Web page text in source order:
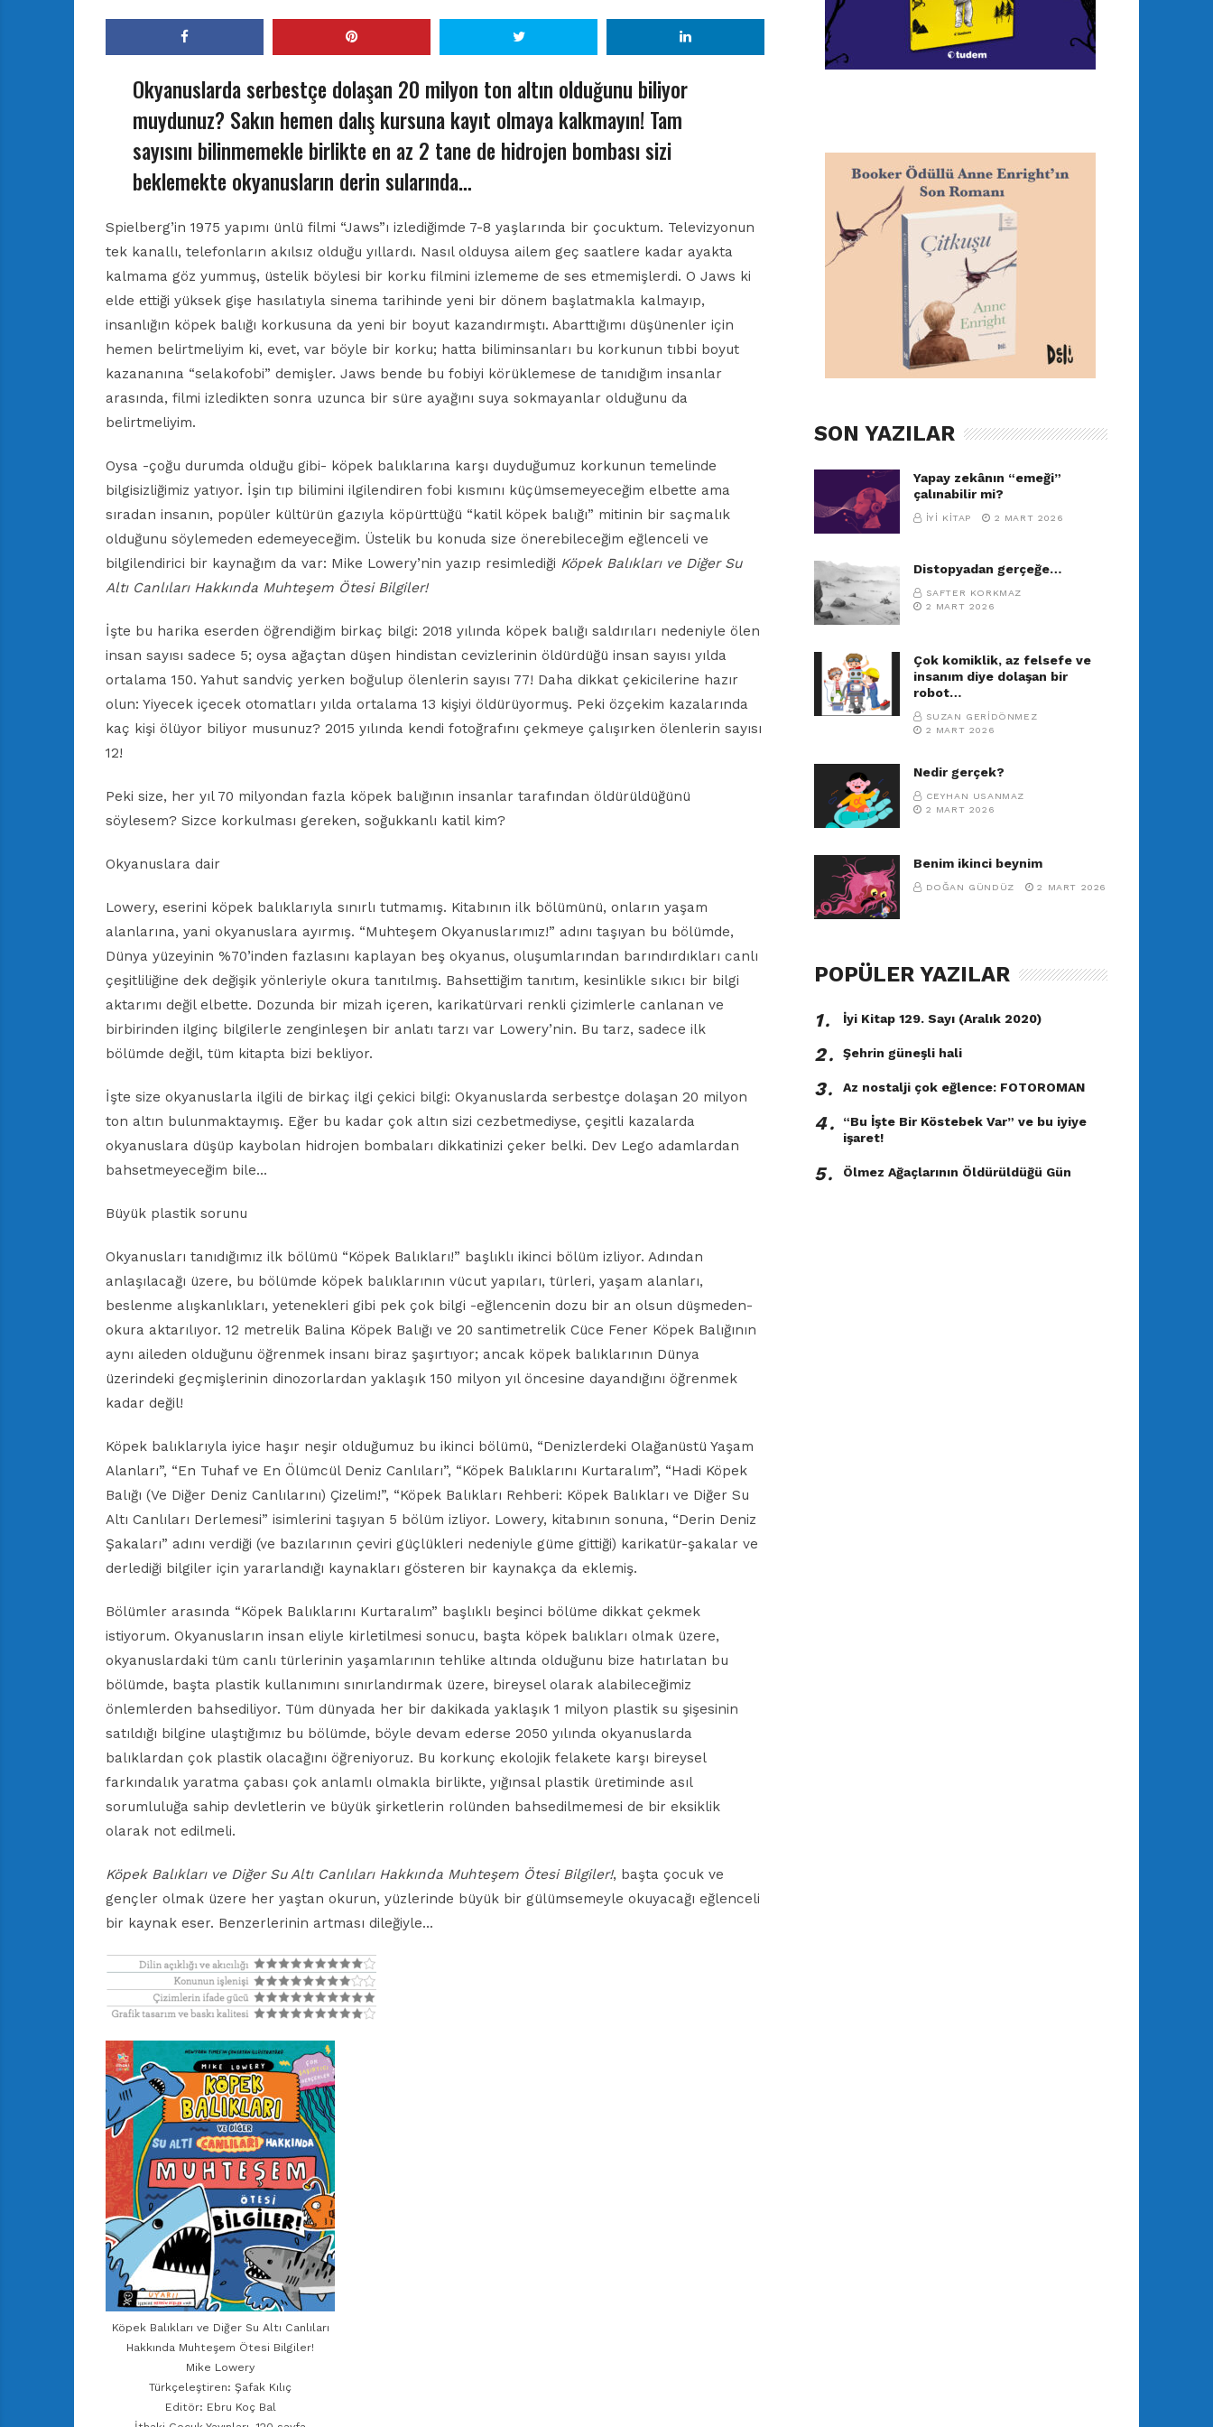
Okyanuslarda serbestçe dolaşan 20 milyon ton altın olduğunu biliyor
muydunuz? Sakın hemen dalış kursuna kayıt olmaya kalkmayın! Tam
sayısını bilinmemekle birlikte en az 2 tane de hidrojen bombası sizi
beklemekte okyanusların derin sularında…
Spielberg’in 1975 yapımı ünlü filmi “Jaws”ı izlediğimde 7-8 yaşlarında bir çocuktum. Televizyonun
tek kanallı, telefonların akılsız olduğu yıllardı. Nasıl olduysa ailem geç saatlere kadar ayakta
kalmama göz yummuş, üstelik böylesi bir korku filmini izlememe de ses etmemişlerdi. O Jaws ki
elde ettiği yüksek gişe hasılatıyla sinema tarihinde yeni bir dönem başlatmakla kalmayıp,
insanlığın köpek balığı korkusuna da yeni bir boyut kazandırmıştı. Abarttığımı düşünenler için
hemen belirtmeliyim ki, evet, var böyle bir korku; hatta biliminsanları bu korkunun tıbbi boyut
kazananına “selakofobi” demişler. Jaws bende bu fobiyi körüklemese de tanıdığım insanlar
arasında, filmi izledikten sonra uzunca bir süre ayağını suya sokmayanlar olduğunu da
belirtmeliyim.
Oysa -çoğu durumda olduğu gibi- köpek balıklarına karşı duyduğumuz korkunun temelinde
bilgisizliğimiz yatıyor. İşin tıp bilimini ilgilendiren fobi kısmını küçümsemeyeceğim elbette ama
sıradan insanın, popüler kültürün gazıyla köpürttüğü “katil köpek balığı” mitinin bir saçmalık
olduğunu söylemeden edemeyeceğim. Üstelik bu konuda size önerebileceğim eğlenceli ve
bilgilendirici bir kaynağım da var: Mike Lowery’nin yazıp resimlediği Köpek Balıkları ve Diğer Su
Altı Canlıları Hakkında Muhteşem Ötesi Bilgiler!
İşte bu harika eserden öğrendiğim birkaç bilgi: 2018 yılında köpek balığı saldırıları nedeniyle ölen
insan sayısı sadece 5; oysa ağaçtan düşen hindistan cevizlerinin öldürdüğü insan sayısı yılda
ortalama 150. Yahut sandviç yerken boğulup ölenlerin sayısı 77! Daha dikkat çekicilerine hazır
olun: Yiyecek içecek otomatları yılda ortalama 13 kişiyi öldürüyormuş. Peki özçekim kazalarında
kaç kişi ölüyor biliyor musunuz? 2015 yılında kendi fotoğrafını çekmeye çalışırken ölenlerin sayısı
12!
Peki size, her yıl 70 milyondan fazla köpek balığının insanlar tarafından öldürüldüğünü
söylesem? Sizce korkulması gereken, soğukkanlı katil kim?
Okyanuslara dair
Lowery, eserini köpek balıklarıyla sınırlı tutmamış. Kitabının ilk bölümünü, onların yaşam
alanlarına, yani okyanuslara ayırmış. “Muhteşem Okyanuslarımız!” adını taşıyan bu bölümde,
Dünya yüzeyinin %70’inden fazlasını kaplayan beş okyanus, oluşumlarından barındırdıkları canlı
çeşitliliğine dek değişik yönleriyle okura tanıtılmış. Bahsettiğim tanıtım, kesinlikle sıkıcı bir bilgi
aktarımı değil elbette. Dozunda bir mizah içeren, karikatürvari renkli çizimlerle canlanan ve
birbirinden ilginç bilgilerle zenginleşen bir anlatı tarzı var Lowery’nin. Bu tarz, sadece ilk
bölümde değil, tüm kitapta bizi bekliyor.
İşte size okyanuslarla ilgili de birkaç ilgi çekici bilgi: Okyanuslarda serbestçe dolaşan 20 milyon
ton altın bulunmaktaymış. Eğer bu kadar çok altın sizi cezbetmediyse, çeşitli kazalarda
okyanuslara düşüp kaybolan hidrojen bombaları dikkatinizi çeker belki. Dev Lego adamlardan
bahsetmeyeceğim bile…
Büyük plastik sorunu
Okyanusları tanıdığımız ilk bölümü “Köpek Balıkları!” başlıklı ikinci bölüm izliyor. Adından
anlaşılacağı üzere, bu bölümde köpek balıklarının vücut yapıları, türleri, yaşam alanları,
beslenme alışkanlıkları, yetenekleri gibi pek çok bilgi -eğlencenin dozu bir an olsun düşmeden-
okura aktarılıyor. 12 metrelik Balina Köpek Balığı ve 20 santimetrelik Cüce Fener Köpek Balığının
aynı aileden olduğunu öğrenmek insanı biraz şaşırtıyor; ancak köpek balıklarının Dünya
üzerindeki geçmişlerinin dinozorlardan yaklaşık 150 milyon yıl öncesine dayandığını öğrenmek
kadar değil!
Köpek balıklarıyla iyice haşır neşir olduğumuz bu ikinci bölümü, “Denizlerdeki Olağanüstü Yaşam
Alanları”, “En Tuhaf ve En Ölümcül Deniz Canlıları”, “Köpek Balıklarını Kurtaralım”, “Hadi Köpek
Balığı (Ve Diğer Deniz Canlılarını) Çizelim!”, “Köpek Balıkları Rehberi: Köpek Balıkları ve Diğer Su
Altı Canlıları Derlemesi” isimlerini taşıyan 5 bölüm izliyor. Lowery, kitabının sonuna, “Derin Deniz
Şakaları” adını verdiği (ve bazılarının çeviri güçlükleri nedeniyle güme gittiği) karikatür-şakalar ve
derlediği bilgiler için yararlandığı kaynakları gösteren bir kaynakça da eklemiş.
Bölümler arasında “Köpek Balıklarını Kurtaralım” başlıklı beşinci bölüme dikkat çekmek
istiyorum. Okyanusların insan eliyle kirletilmesi sonucu, başta köpek balıkları olmak üzere,
okyanuslardaki tüm canlı türlerinin yaşamlarının tehlike altında olduğunu bize hatırlatan bu
bölümde, başta plastik kullanımını sınırlandırmak üzere, bireysel olarak alabileceğimiz
önlemlerden bahsediliyor. Tüm dünyada her bir dakikada yaklaşık 1 milyon plastik su şişesinin
satıldığı bilgine ulaştığımız bu bölümde, böyle devam ederse 2050 yılında okyanuslarda
balıklardan çok plastik olacağını öğreniyoruz. Bu korkunç ekolojik felakete karşı bireysel
farkındalık yaratma çabası çok anlamlı olmakla birlikte, yığınsal plastik üretiminde asıl
sorumluluğa sahip devletlerin ve büyük şirketlerin rolünden bahsedilmemesi de bir eksiklik
olarak not edilmeli.
Köpek Balıkları ve Diğer Su Altı Canlıları Hakkında Muhteşem Ötesi Bilgiler!, başta çocuk ve
gençler olmak üzere her yaştan okurun, yüzlerinde büyük bir gülümsemeyle okuyacağı eğlenceli
bir kaynak eser. Benzerlerinin artması dileğiyle…
Köpek Balıkları ve Diğer Su Altı Canlıları
Hakkında Muhteşem Ötesi Bilgiler!
Mike Lowery
Türkçeleştiren: Şafak Kılıç
Editör: Ebru Koç Bal
SON YAZILAR
Yapay zekânın “emeği”
çalınabilir mi?
İYI KITAP 2 MART 2026
Distopyadan gerçeğe…
SAFTER KORKMAZ
2 MART 2026
Çok komiklik, az felsefe ve
insanım diye dolaşan bir
robot…
SUZAN GERIDÖNMEZ
2 MART 2026
Nedir gerçek?
CEYHAN USANMAZ
2 MART 2026
Benim ikinci beynim
DOĞAN GÜNDÜZ 2 MART 2026
POPÜLER YAZILAR
1․ İyi Kitap 129. Sayı (Aralık 2020)
2․ Şehrin güneşli hali
3․ Az nostalji çok eğlence: FOTOROMAN
4․
“Bu İşte Bir Köstebek Var” ve bu iyiye
işaret!
5․ Ölmez Ağaçlarının Öldürüldüğü Gün